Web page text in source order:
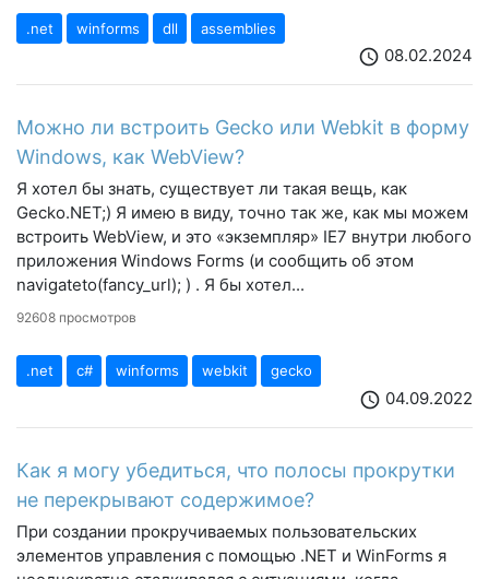
.net winforms dll assemblies
schedule 08.02.2024
Можно ли встроить Gecko или Webkit в форму
Windows, как WebView?
Я хотел бы знать, существует ли такая вещь, как
Gecko.NET;) Я имею в виду, точно так же, как мы можем
встроить WebView, и это «экземпляр» IE7 внутри любого
приложения Windows Forms (и сообщить об этом
navigateto(fancy_url); ) . Я бы хотел...
92608 просмотров
.net c# winforms webkit gecko
schedule 04.09.2022
Как я могу убедиться, что полосы прокрутки
не перекрывают содержимое?
При создании прокручиваемых пользовательских
элементов управления с помощью .NET и WinForms я